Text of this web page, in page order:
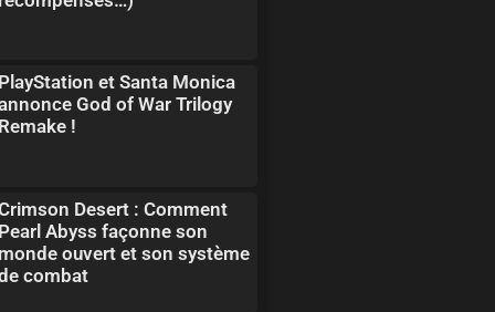
et Santa Monica
God of War Trilogy
!
Desert : Comment
Abyss façonne son
ouvert et son système
combat